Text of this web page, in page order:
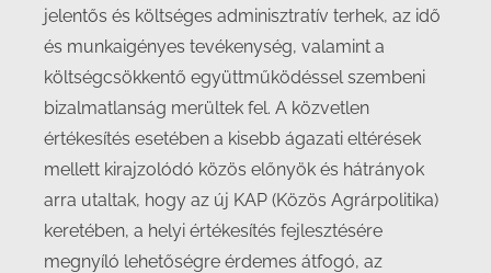
jelentős és költséges adminisztratív terhek, az idő
és munkaigényes tevékenység, valamint a
költségcsökkentő együttműködéssel szembeni
bizalmatlanság merültek fel. A közvetlen
értékesítés esetében a kisebb ágazati eltérések
mellett kirajzolódó közös előnyök és hátrányok
arra utaltak, hogy az új KAP (Közös Agrárpolitika)
keretében, a helyi értékesítés fejlesztésére
megnyíló lehetőségre érdemes átfogó, az